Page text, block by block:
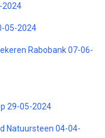
2024
05-2024
Rabobank 07-06-
29-05-2024
Natuursteen 04-04-